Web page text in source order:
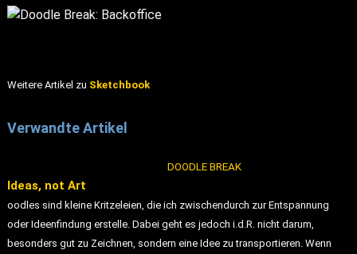
Weitere Artikel zu Sketchbook
Verwandte Artikel
DOODLE BREAK
Ideas, not Art
oodles sind kleine Kritzeleien, die ich zwischendurch zur Entspannung
oder Ideenfindung erstelle. Dabei geht es jedoch i.d.R. nicht darum,
besonders gut zu Zeichnen, sondern eine Idee zu transportieren. Wenn